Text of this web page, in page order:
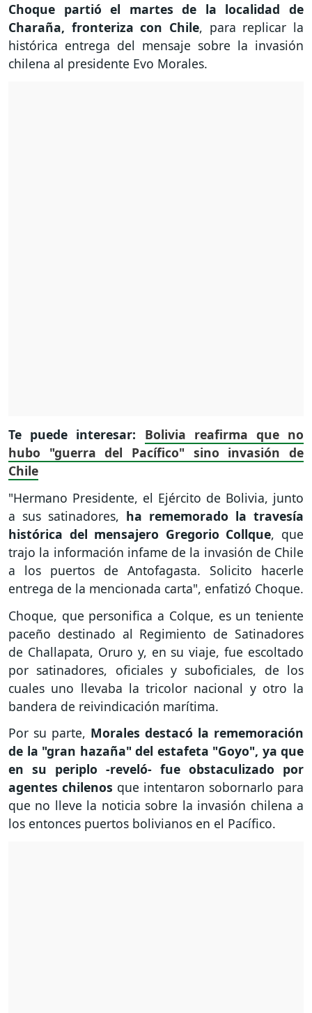
Choque partió el martes de la localidad de
Charaña, fronteriza con Chile, para replicar la
histórica entrega del mensaje sobre la invasión
chilena al presidente Evo Morales.
Te puede interesar: Bolivia reafirma que no
hubo "guerra del Pacífico" sino invasión de
Chile
"Hermano Presidente, el Ejército de Bolivia, junto
a sus satinadores, ha rememorado la travesía
histórica del mensajero Gregorio Collque, que
trajo la información infame de la invasión de Chile
a los puertos de Antofagasta. Solicito hacerle
entrega de la mencionada carta", enfatizó Choque.
Choque, que personifica a Colque, es un teniente
paceño destinado al Regimiento de Satinadores
de Challapata, Oruro y, en su viaje, fue escoltado
por satinadores, oficiales y suboficiales, de los
cuales uno llevaba la tricolor nacional y otro la
bandera de reivindicación marítima.
Por su parte, Morales destacó la rememoración
de la "gran hazaña" del estafeta "Goyo", ya que
en su periplo -reveló- fue obstaculizado por
agentes chilenos que intentaron sobornarlo para
que no lleve la noticia sobre la invasión chilena a
los entonces puertos bolivianos en el Pacífico.